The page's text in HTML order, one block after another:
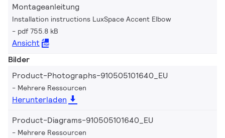
Montageanleitung
Installation instructions LuxSpace Accent Elbow
pdf 755.8 kB
Ansicht
Bilder
Product-Photographs-910505101640_EU
Mehrere Ressourcen
Herunterladen
Product-Diagrams-910505101640_EU
Mehrere Ressourcen